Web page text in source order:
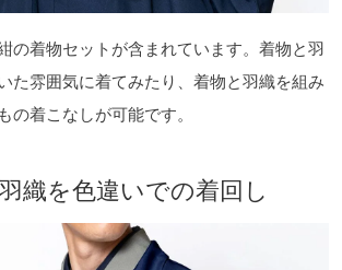
の着物セットが含まれています。着物と羽
た雰囲気に着てみたり、着物と羽織を組み
の着こなしが可能です。
織を色違いでの着回し